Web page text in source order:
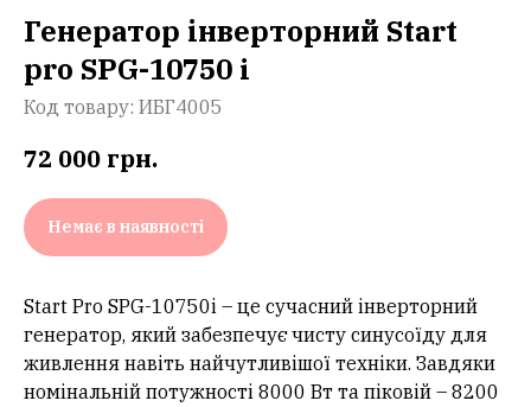
Генератор інверторний Start
pro SPG-10750 i
Код товару: ИБГ4005
72 000 грн.
Немає в наявності
Start Pro SPG-10750i – це сучасний інверторний
генератор, який забезпечує чисту синусоїду для
живлення навіть найчутливішої техніки. Завдяки
номінальній потужності 8000 Вт та піковій – 8200